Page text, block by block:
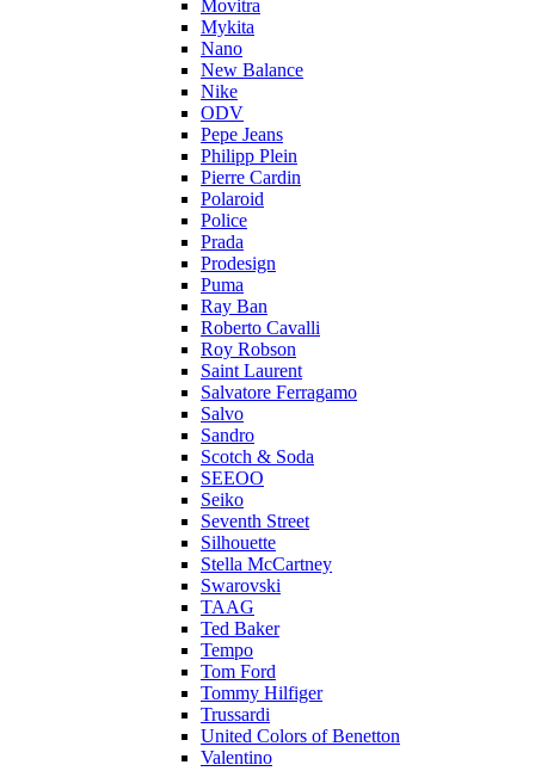
Movitra
Mykita
Nano
New Balance
Nike
ODV
Pepe Jeans
Philipp Plein
Pierre Cardin
Polaroid
Police
Prada
Prodesign
Puma
Ray Ban
Roberto Cavalli
Roy Robson
Saint Laurent
Salvatore Ferragamo
Salvo
Sandro
Scotch & Soda
SEEOO
Seiko
Seventh Street
Silhouette
Stella McCartney
Swarovski
TAAG
Ted Baker
Tempo
Tom Ford
Tommy Hilfiger
Trussardi
United Colors of Benetton
Valentino